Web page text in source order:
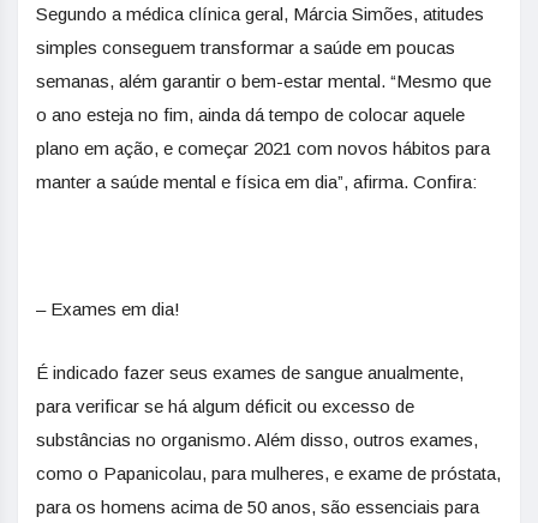
Segundo a médica clínica geral, Márcia Simões, atitudes
simples conseguem transformar a saúde em poucas
semanas, além garantir o bem-estar mental. “Mesmo que
o ano esteja no fim, ainda dá tempo de colocar aquele
plano em ação, e começar 2021 com novos hábitos para
manter a saúde mental e física em dia”, afirma. Confira:
– Exames em dia!
É indicado fazer seus exames de sangue anualmente,
para verificar se há algum déficit ou excesso de
substâncias no organismo. Além disso, outros exames,
como o Papanicolau, para mulheres, e exame de próstata,
para os homens acima de 50 anos, são essenciais para